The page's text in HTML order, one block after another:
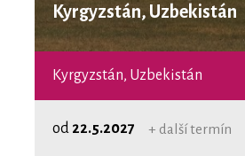
Kyrgyzstán, Uzbekistán
Kyrgyzstán, Uzbekistán
od 22.5.2027 + další termín